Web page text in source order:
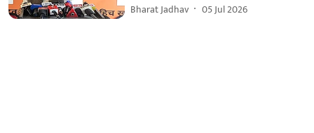
Bharat Jadhav 05 Jul 2026